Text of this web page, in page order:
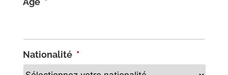
Nationalité *